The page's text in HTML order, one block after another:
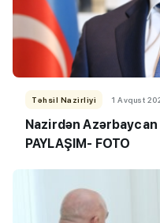
Təhsil Nazirliyi 1 Avqust
Nazirdən Azərbaycan
PAYLAŞIM- FOTO